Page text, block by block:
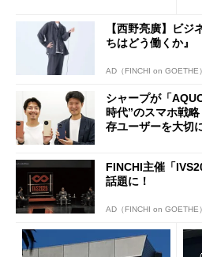
【西野亮廣】ビ
ちはどう働くか』
AD（FINCHI on GOETHE）
シャープが「
時代”のスマホ戦
存ユーザーを大切
FINCHI主催「
話題に！
AD（FINCHI on GOETHE）